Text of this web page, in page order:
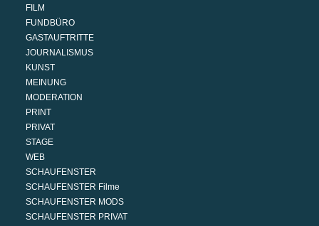
FILM
FUNDBÜRO
GASTAUFTRITTE
JOURNALISMUS
KUNST
MEINUNG
MODERATION
PRINT
PRIVAT
STAGE
WEB
SCHAUFENSTER
SCHAUFENSTER Filme
SCHAUFENSTER MODS
SCHAUFENSTER PRIVAT